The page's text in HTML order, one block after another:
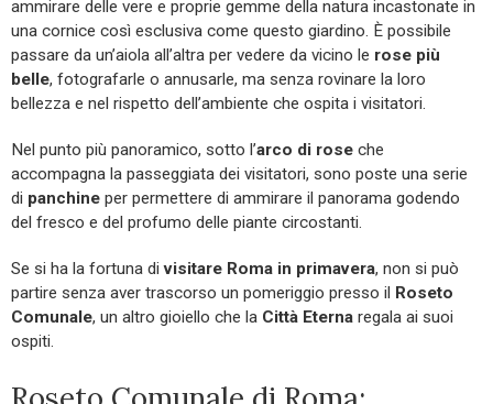
ammirare delle vere e proprie gemme della natura incastonate in
una cornice così esclusiva come questo giardino. È possibile
passare da un’aiola all’altra per vedere da vicino le rose più
belle, fotografarle o annusarle, ma senza rovinare la loro
bellezza e nel rispetto dell’ambiente che ospita i visitatori.
Nel punto più panoramico, sotto l’arco di rose che
accompagna la passeggiata dei visitatori, sono poste una serie
di panchine per permettere di ammirare il panorama godendo
del fresco e del profumo delle piante circostanti.
Se si ha la fortuna divisitare Roma in primavera, non si può
partire senza aver trascorso un pomeriggio presso il Roseto
Comunale, un altro gioiello che la Città Eterna regala ai suoi
ospiti.